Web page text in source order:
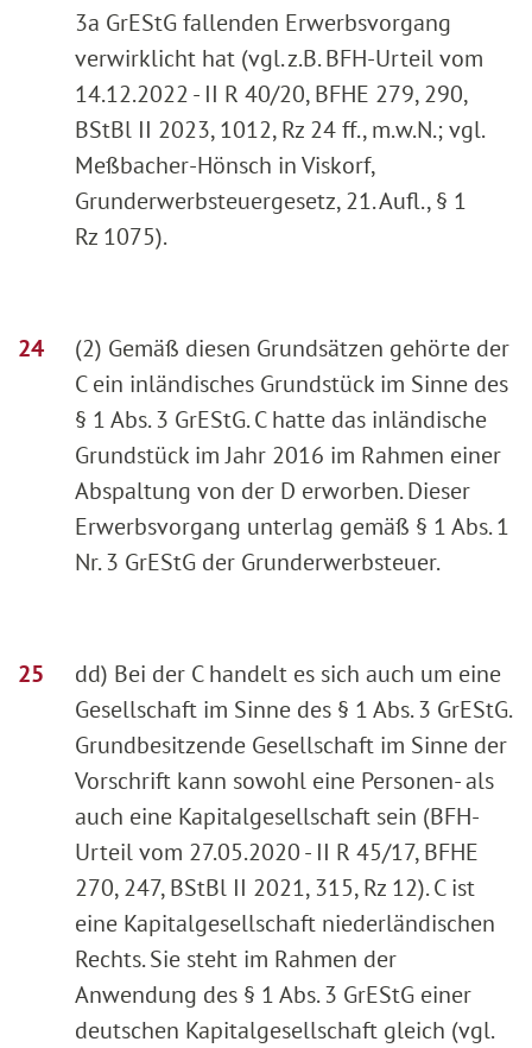
3a GrEStG fallenden Erwerbsvorgang
verwirklicht hat (vgl. z.B. BFH-Urteil vom
14.12.2022 - II R 40/20, BFHE 279, 290,
BStBl II 2023, 1012, Rz 24 ff., m.w.N.; vgl.
Meßbacher-Hönsch in Viskorf,
Grunderwerbsteuergesetz, 21. Aufl., § 1
Rz 1075).
(2) Gemäß diesen Grundsätzen gehörte der
C ein inländisches Grundstück im Sinne des
§ 1 Abs. 3 GrEStG. C hatte das inländische
Grundstück im Jahr 2016 im Rahmen einer
Abspaltung von der D erworben. Dieser
Erwerbsvorgang unterlag gemäß § 1 Abs. 1
Nr. 3 GrEStG der Grunderwerbsteuer.
dd) Bei der C handelt es sich auch um eine
Gesellschaft im Sinne des § 1 Abs. 3 GrEStG.
Grundbesitzende Gesellschaft im Sinne der
Vorschrift kann sowohl eine Personen- als
auch eine Kapitalgesellschaft sein (BFH-
Urteil vom 27.05.2020 - II R 45/17, BFHE
270, 247, BStBl II 2021, 315, Rz 12). C ist
eine Kapitalgesellschaft niederländischen
Rechts. Sie steht im Rahmen der
Anwendung des § 1 Abs. 3 GrEStG einer
deutschen Kapitalgesellschaft gleich (vgl.